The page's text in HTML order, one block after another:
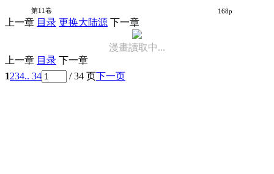
第11卷 168p
上一章 目录 更换大陆源 下一章
漫畫讀取中...
上一章 目录 下一章
1234.. 34 / 34 页下一页